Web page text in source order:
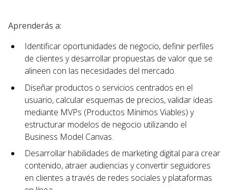
Aprenderás a:
Identificar oportunidades de negocio, definir perfiles
de clientes y desarrollar propuestas de valor que se
alineen con las necesidades del mercado.
Diseñar productos o servicios centrados en el
usuario, calcular esquemas de precios, validar ideas
mediante MVPs (Productos Mínimos Viables) y
estructurar modelos de negocio utilizando el
Business Model Canvas.
Desarrollar habilidades de marketing digital para crear
contenido, atraer audiencias y convertir seguidores
en clientes a través de redes sociales y plataformas